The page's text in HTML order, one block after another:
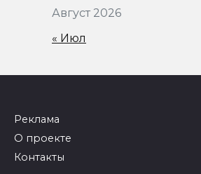
Август 2026
« Июл
Реклама
О проекте
Контакты